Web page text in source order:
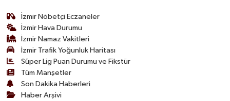
İzmir Nöbetçi Eczaneler
İzmir Hava Durumu
İzmir Namaz Vakitleri
İzmir Trafik Yoğunluk Haritası
Süper Lig Puan Durumu ve Fikstür
Tüm Manşetler
Son Dakika Haberleri
Haber Arşivi